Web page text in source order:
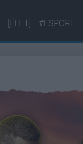
[ÉLET] #ESPORT